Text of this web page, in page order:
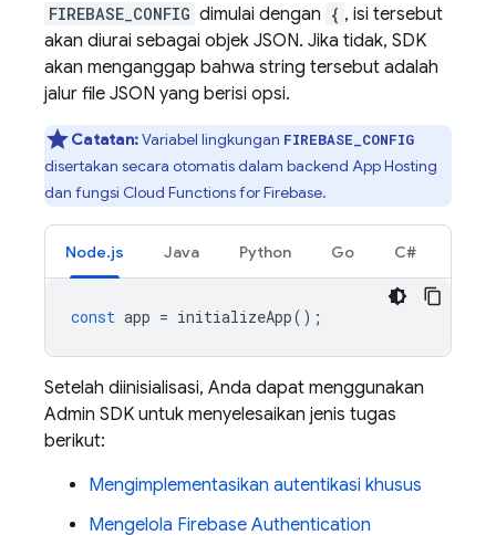
FIREBASE_CONFIG dimulai dengan { , isi tersebut
akan diurai sebagai objek JSON. Jika tidak, SDK
akan menganggap bahwa string tersebut adalah
jalur file JSON yang berisi opsi.
Catatan:Variabel lingkungan FIREBASE_CONFIG
disertakan secara otomatis dalam backend App Hosting
dan fungsi Cloud Functions for Firebase.
Node.js Java Python Go C#
const app = initializeApp();
Setelah diinisialisasi, Anda dapat menggunakan
Admin SDK untuk menyelesaikan jenis tugas
berikut:
Mengimplementasikan autentikasi khusus
Mengelola Firebase Authentication